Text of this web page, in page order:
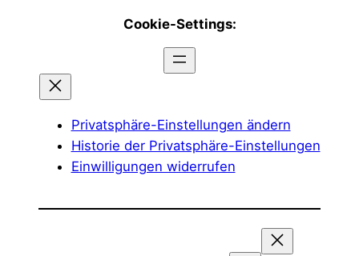
Cookie-Settings:
Privatsphäre-Einstellungen ändern
Historie der Privatsphäre-Einstellungen
Einwilligungen widerrufen